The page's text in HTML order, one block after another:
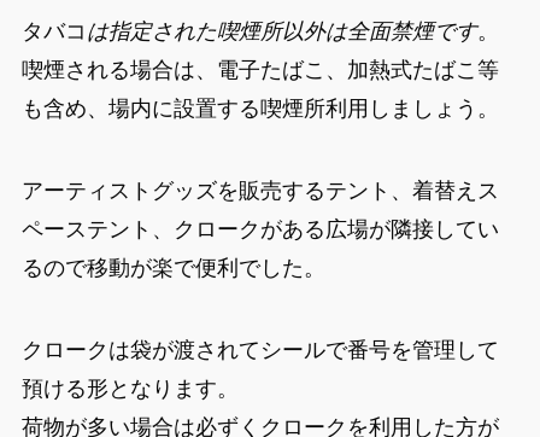
タバコ は指定された喫煙所以外は全面禁煙です。
喫煙される場合は、電子たばこ、加熱式たばこ等
も含め、場内に設置する喫煙所利用しましょう。
アーティストグッズを販売するテント、着替えス
ペーステント、クロークがある広場が隣接してい
るので移動が楽で便利でした。
クロークは袋が渡されてシールで番号を管理して
預ける形となります。
荷物が多い場合は必ずくクロークを利用した方が